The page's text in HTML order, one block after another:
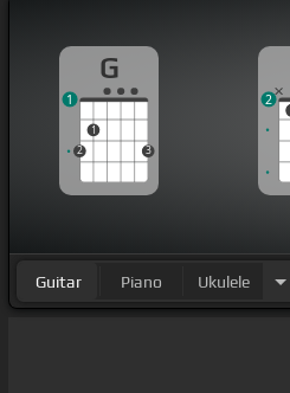
G
2
1
3
1 2
Guitar Piano Ukulele